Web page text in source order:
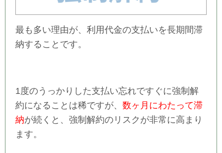
最も多い理由が、利用代金の支払いを長期間滞
納することです。
1度のうっかりした支払い忘れですぐに強制解
約になることは稀ですが、 数ヶ月にわたって滞
納が続くと、強制解約のリスクが非常に高まり
ます。